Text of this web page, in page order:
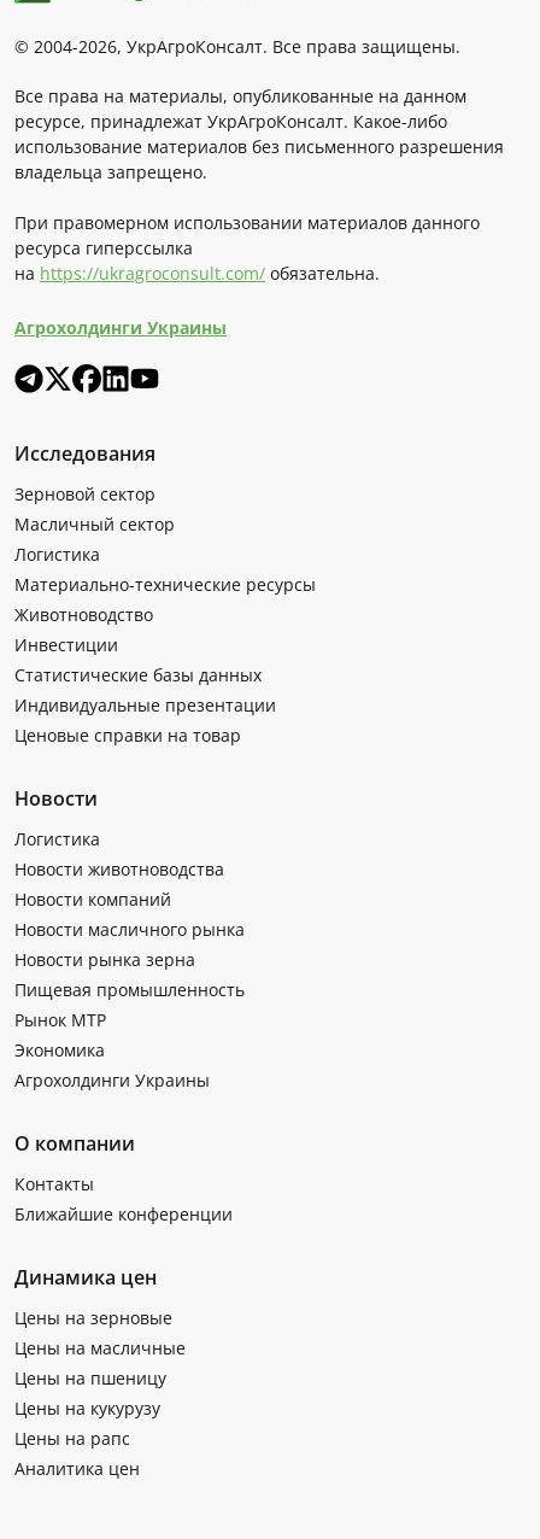
© 2004-2026, УкрАгроКонсалт. Все права защищены.
Все права на материалы, опубликованные на данном
ресурсе, принадлежат УкрАгроКонсалт. Какое-либо
использование материалов без письменного разрешения
владельца запрещено.
При правомерном использовании материалов данного
ресурса гиперссылка
на https://ukragroconsult.com/ обязательна.
Агрохолдинги Украины
Исследования
Зерновой сектор
Масличный сектор
Логистика
Материально-технические ресурсы
Животноводство
Инвестиции
Статистические базы данных
Индивидуальные презентации
Ценовые справки на товар
Новости
Логистика
Новости животноводства
Новости компаний
Новости масличного рынка
Новости рынка зерна
Пищевая промышленность
Рынок МТР
Экономика
Агрохолдинги Украины
О компании
Контакты
Ближайшие конференции
Динамика цен
Цены на зерновые
Цены на масличные
Цены на пшеницу
Цены на кукурузу
Цены на рапс
Аналитика цен